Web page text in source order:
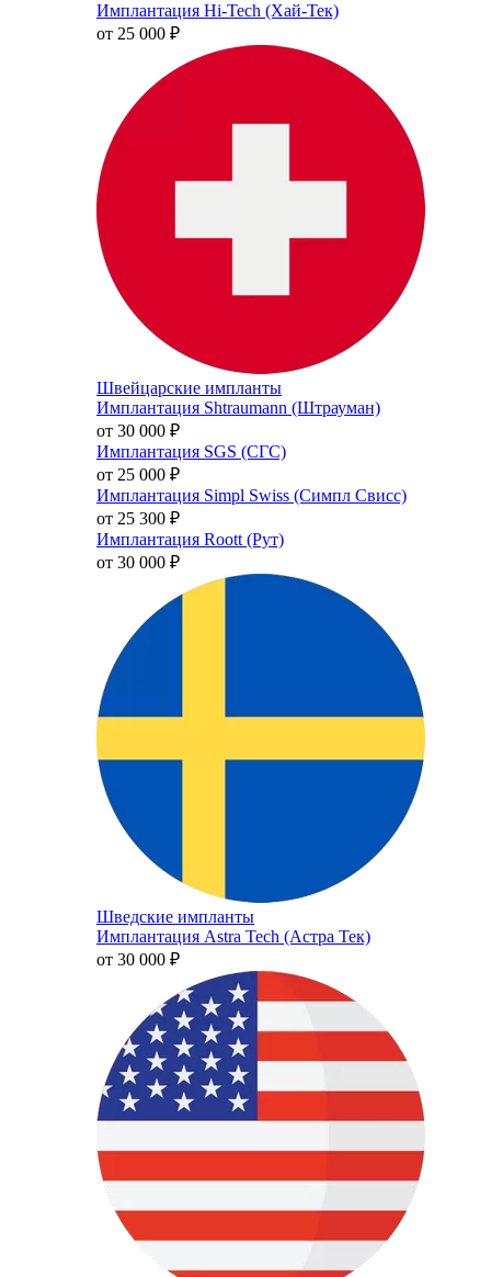
Имплантация Hi-Tech (Хай-Тек)
от 25 000 ₽
Швейцарские импланты
Имплантация Shtraumann (Штрауман)
от 30 000 ₽
Имплантация SGS (СГС)
от 25 000 ₽
Имплантация Simpl Swiss (Симпл Свисс)
от 25 300 ₽
Имплантация Roott (Рут)
от 30 000 ₽
Шведские импланты
Имплантация Astra Tech (Астра Тек)
от 30 000 ₽